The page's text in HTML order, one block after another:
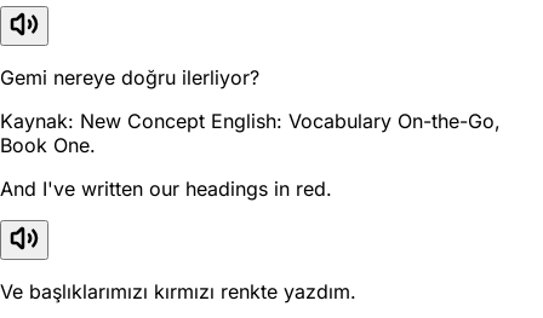
Gemi nereye doğru ilerliyor?
Kaynak: New Concept English: Vocabulary On-the-Go,
Book One.
And I've written our headings in red.
Ve başlıklarımızı kırmızı renkte yazdım.